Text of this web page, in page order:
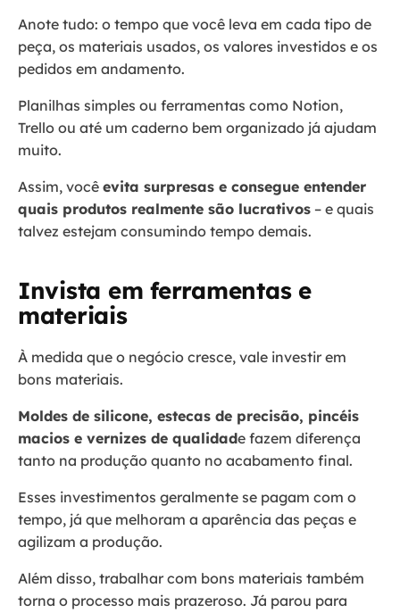
Anote tudo: o tempo que você leva em cada tipo de
peça, os materiais usados, os valores investidos e os
pedidos em andamento.
Planilhas simples ou ferramentas como Notion,
Trello ou até um caderno bem organizado já ajudam
muito.
Assim, você evita surpresas e consegue entender
quais produtos realmente são lucrativos – e quais
talvez estejam consumindo tempo demais.
Invista em ferramentas e
materiais
À medida que o negócio cresce, vale investir em
bons materiais.
Moldes de silicone, estecas de precisão, pincéis
macios e vernizes de qualidade fazem diferença
tanto na produção quanto no acabamento final.
Esses investimentos geralmente se pagam com o
tempo, já que melhoram a aparência das peças e
agilizam a produção.
Além disso, trabalhar com bons materiais também
torna o processo mais prazeroso. Já parou para